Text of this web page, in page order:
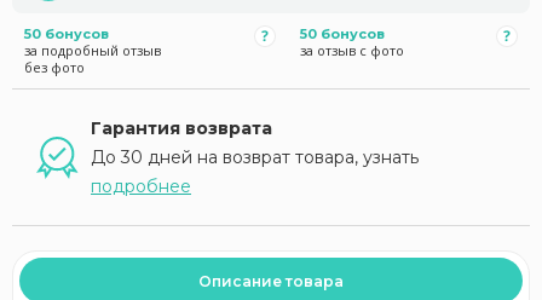
50 бонусов
за подробный отзыв
без фото
50 бонусов
за отзыв с фото
Гарантия возврата
До 30 дней на возврат товара, узнать
подробнее
Описание товара